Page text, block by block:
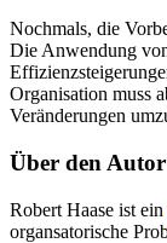
Nochmals, die
Die Anwendung
Organisation muss
Veränderungen
Über den Autor
Robert Haase ist ein
organsatorische